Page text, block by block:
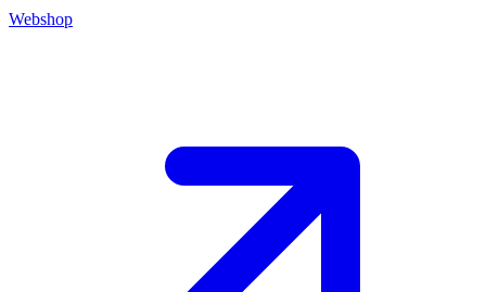
Webshop